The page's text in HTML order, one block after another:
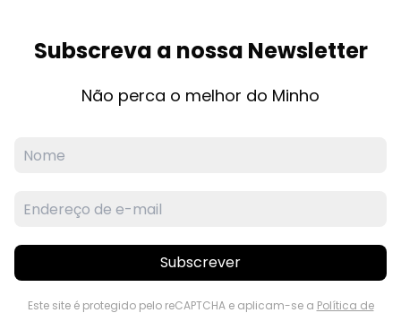
Subscreva a nossa Newsletter
Não perca o melhor do Minho
Subscrever
Este site é protegido pelo reCAPTCHA e aplicam-se a Política de